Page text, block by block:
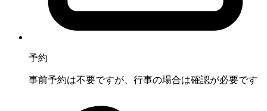
予約
事前予約は不要ですが、行事の場合は確認が必要です